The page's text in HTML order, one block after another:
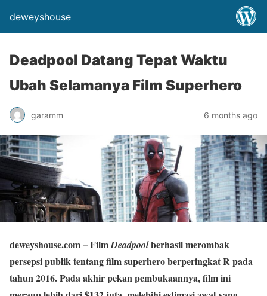
deweyshouse
Deadpool Datang Tepat Waktu
Ubah Selamanya Film Superhero
garamm 6 months ago
deweyshouse.com– FilmDeadpoolberhasil merombak
persepsi publik tentang film superhero berperingkat R pada
tahun 2016. Pada akhir pekan pembukaannya, film ini